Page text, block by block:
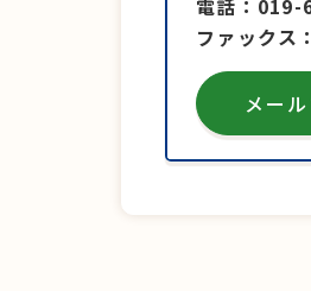
電話
019-
ファックス
メー